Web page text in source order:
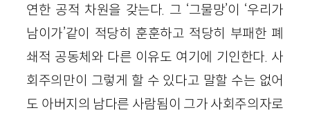
연한 공적 차원을 갖는다. 그 ‘그물망’이 ‘우리가
남이가’같이 적당히 훈훈하고 적당히 부패한 폐
쇄적 공동체와 다른 이유도 여기에 기인한다. 사
회주의만이 그렇게 할 수 있다고 말할 수는 없어
도 아버지의 남다른 사람됨이 그가 사회주의자로